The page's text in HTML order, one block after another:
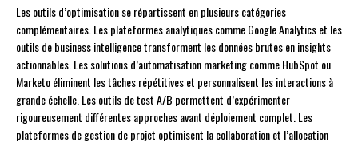
Les outils d’optimisation se répartissent en plusieurs catégories
complémentaires. Les plateformes analytiques comme Google Analytics et les
outils de business intelligence transforment les données brutes en insights
actionnables. Les solutions d’automatisation marketing comme HubSpot ou
Marketo éliminent les tâches répétitives et personnalisent les interactions à
grande échelle. Les outils de test A/B permettent d’expérimenter
rigoureusement différentes approches avant déploiement complet. Les
plateformes de gestion de projet optimisent la collaboration et l’allocation